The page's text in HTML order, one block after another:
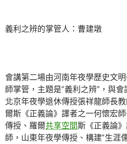
義利之辨的掌管人：曹建墩
會講第二場由河南年夜學歷史文
師掌管，主題是“義利之辨”，與
北京年夜學退休傳授張祥龍師長
爾斯《正義論》譯者之一何懷宏
傳授、羅爾共享空間斯《正義論
師，山東年夜學傳授、構建“生涯